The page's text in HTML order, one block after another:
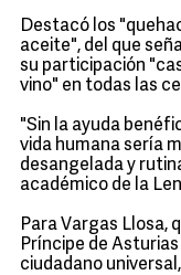
Destacó los
aceite", del que
su participación
vino" en todas las
"Sin la ayuda
vida humana sería
desangelada y
académico de la
Para Vargas Llosa,
Príncipe de
ciudadano